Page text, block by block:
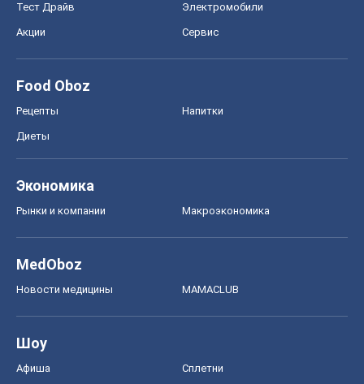
Тест Драйв Электромобили
Акции Сервис
Food Oboz
Рецепты Напитки
Диеты
Экономика
Рынки и компании Mакроэкономика
MedOboz
Новости медицины MAMACLUB
Шоу
Афиша Сплетни